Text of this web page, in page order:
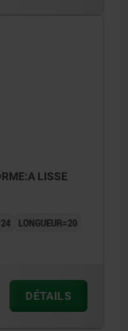
LISSE
LONGUEUR=20
DÉTAILS